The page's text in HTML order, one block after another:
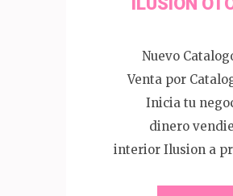
Nuevo
Venta por
Inicia tu
dinero
interior Ilusion a